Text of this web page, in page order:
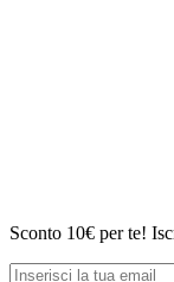
Sconto 10€ per te!